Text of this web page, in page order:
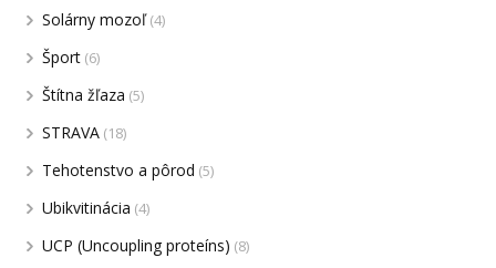
Solárny mozoľ(4)
Šport (6)
Štítna žľaza (5)
STRAVA (18)
Tehotenstvo a pôrod (5)
Ubikvitinácia (4)
UCP (Uncoupling proteíns) (8)